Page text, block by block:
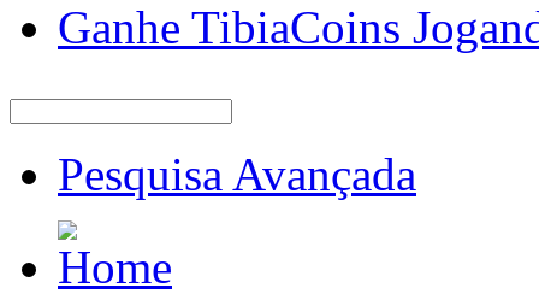
Ganhe TibiaCoins
Pesquisa Avançada